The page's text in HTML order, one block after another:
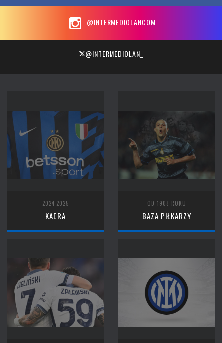
@INTERMEDIOLANCOM
@INTERMEDIOLAN_
2024-2025
KADRA
OD 1908 ROKU
BAZA PIŁKARZY